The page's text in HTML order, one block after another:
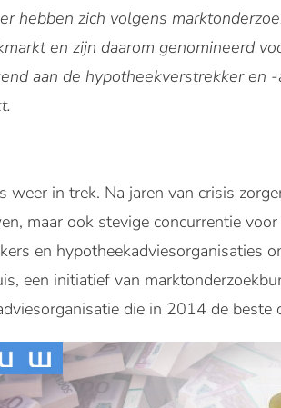
hebben zich volgens
en zijn daarom genomineerd
aan de hypotheekverstrekker en
weer in trek. Na jaren van crisis
maar ook stevige concurrentie
en hypotheekadviesorganisaties
een initiatief van
die in 2014 de